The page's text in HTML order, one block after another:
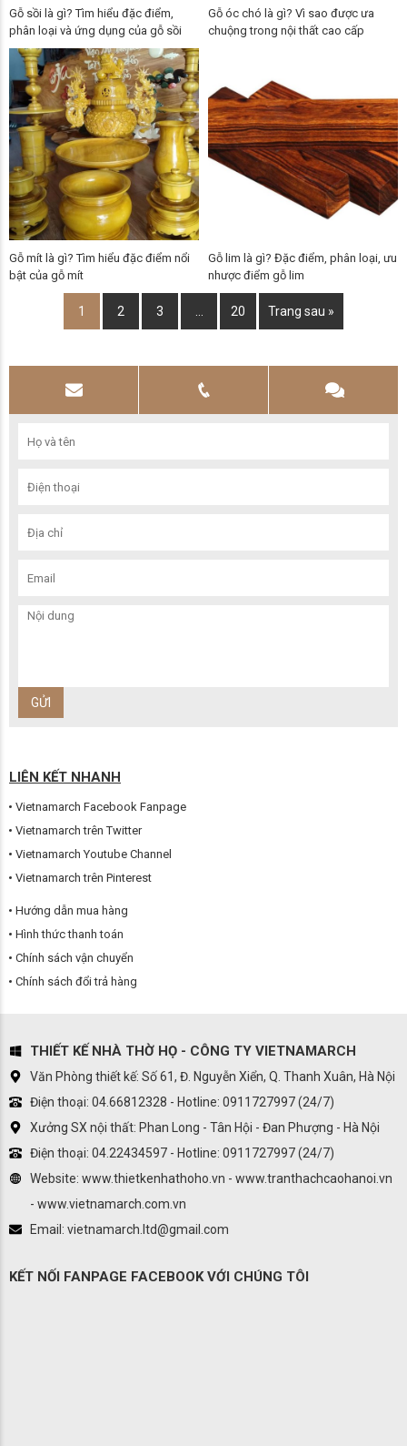
Gỗ sồi là gì? Tìm hiểu đặc điểm,
phân loại và ứng dụng của gỗ sồi
Gỗ óc chó là gì? Vì sao được ưa
chuộng trong nội thất cao cấp
Gỗ mít là gì? Tìm hiểu đặc điểm nổi
bật của gỗ mít
Gỗ lim là gì? Đặc điểm, phân loại, ưu
nhược điểm gỗ lim
1 2 3 20 Trang sau »
LIÊN KẾT NHANH
Vietnamarch Facebook Fanpage
Vietnamarch trên Twitter
Vietnamarch Youtube Channel
Vietnamarch trên Pinterest
Hướng dẫn mua hàng
Hình thức thanh toán
Chính sách vận chuyển
Chính sách đổi trả hàng
THIẾT KẾ NHÀ THỜ HỌ - CÔNG TY VIETNAMARCH
Văn Phòng thiết kế: Số 61, Đ. Nguyễn Xiển, Q. Thanh Xuân, Hà Nội
Điện thoại: 04.66812328 - Hotline: 0911727997 (24/7)
Xưởng SX nội thất: Phan Long - Tân Hội - Đan Phượng - Hà Nội
Điện thoại: 04.22434597 - Hotline: 0911727997 (24/7)
Website: www.thietkenhathoho.vn - www.tranthachcaohanoi.vn
- www.vietnamarch.com.vn
Email: vietnamarch.ltd@gmail.com
KẾT NỐI FANPAGE FACEBOOK VỚI CHÚNG TÔI